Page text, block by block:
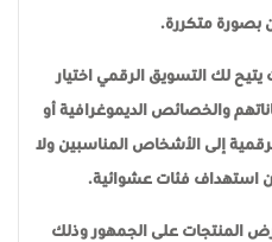
بصورة متكررة.
لك التسويق الرقمي اختيار
والخصائص الديموغرافية أو
إلى الأشخاص المناسبين ولا
فئات عشوائية.
المنتجات على الجمهور وذلك